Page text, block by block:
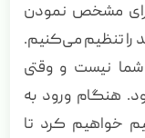
مشخص نمودن
را تنظیم می‌کنیم.
نیست و وقتی
هنگام ورود به
خواهیم کرد تا